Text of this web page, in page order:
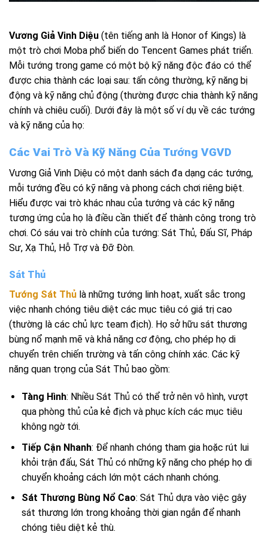
Vương Giả Vinh Diệu (tên tiếng anh là Honor of Kings) là
một trò chơi Moba phổ biến do Tencent Games phát triển.
Mỗi tướng trong game có một bộ kỹ năng độc đáo có thể
được chia thành các loại sau: tấn công thường, kỹ năng bị
động và kỹ năng chủ động (thường được chia thành kỹ năng
chính và chiêu cuối). Dưới đây là một số ví dụ về các tướng
và kỹ năng của họ:
Các Vai Trò Và Kỹ Năng Của Tướng VGVD
Vương Giả Vinh Diệu có một danh sách đa dạng các tướng,
mỗi tướng đều có kỹ năng và phong cách chơi riêng biệt.
Hiểu được vai trò khác nhau của tướng và các kỹ năng
tương ứng của họ là điều cần thiết để thành công trong trò
chơi. Có sáu vai trò chính của tướng: Sát Thủ, Đấu Sĩ, Pháp
Sư, Xạ Thủ, Hỗ Trợ và Đỡ Đòn.
Sát Thủ
Tướng Sát Thủ là những tướng linh hoạt, xuất sắc trong
việc nhanh chóng tiêu diệt các mục tiêu có giá trị cao
(thường là các chủ lực team địch). Họ sở hữu sát thương
bùng nổ mạnh mẽ và khả năng cơ động, cho phép họ di
chuyển trên chiến trường và tấn công chính xác. Các kỹ
năng quan trọng của Sát Thủ bao gồm:
Tàng Hình: Nhiều Sát Thủ có thể trở nên vô hình, vượt
qua phòng thủ của kẻ địch và phục kích các mục tiêu
không ngờ tới.
Tiếp Cận Nhanh: Để nhanh chóng tham gia hoặc rút lui
khỏi trận đấu, Sát Thủ có những kỹ năng cho phép họ di
chuyển khoảng cách lớn một cách nhanh chóng.
Sát Thương Bùng Nổ Cao: Sát Thủ dựa vào việc gây
sát thương lớn trong khoảng thời gian ngắn để nhanh
chóng tiêu diệt kẻ thù.